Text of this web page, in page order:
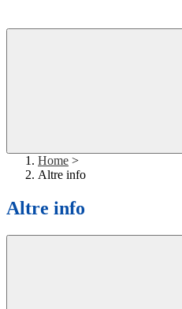
Home >
Altre info
Altre info